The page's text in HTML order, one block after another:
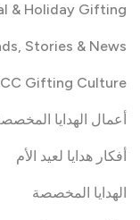
& Holiday Gifting
Stories & News
Gifting Culture
أعمال الهدايا
أفكار هدايا لعيد الأم
الهدايا المخصصة